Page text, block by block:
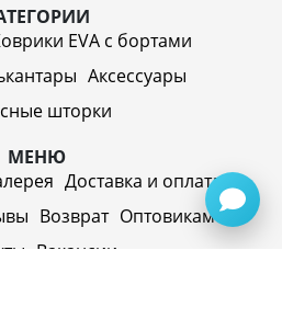
EVA c бортами
Аксессуары
шторки
МЕНЮ
Доставка и оплата
Возврат Оптовикам
Вакансии